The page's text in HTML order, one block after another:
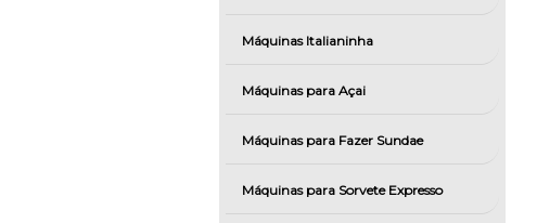
Máquinas Italianinha
Máquinas para Açai
Máquinas para Fazer Sundae
Máquinas para Sorvete Expresso